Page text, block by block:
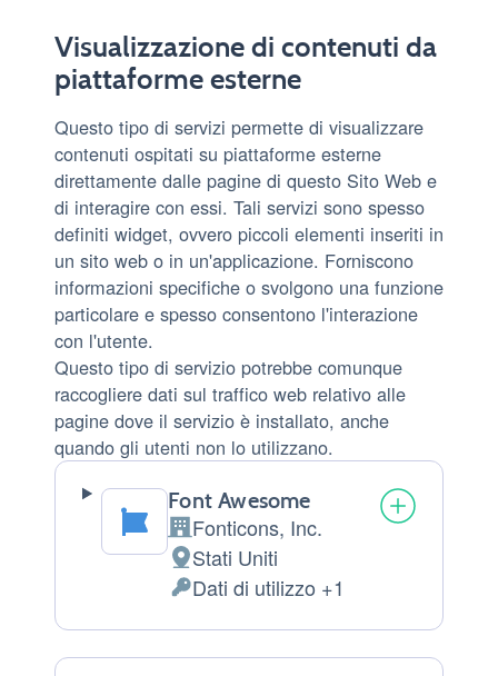
Visualizzazione di contenuti da
piattaforme esterne
Questo tipo di servizi permette di visualizzare
contenuti ospitati su piattaforme esterne
direttamente dalle pagine di questo Sito Web e
di interagire con essi. Tali servizi sono spesso
definiti widget, ovvero piccoli elementi inseriti in
un sito web o in un'applicazione. Forniscono
informazioni specifiche o svolgono una funzione
particolare e spesso consentono l'interazione
con l'utente.
Questo tipo di servizio potrebbe comunque
raccogliere dati sul traffico web relativo alle
pagine dove il servizio è installato, anche
quando gli utenti non lo utilizzano.
Font Awesome
Azienda:
Fonticons, Inc.
Luogo
del
trattamento:
Stati Uniti
Dati
Personali
trattati:
Dati di utilizzo +1